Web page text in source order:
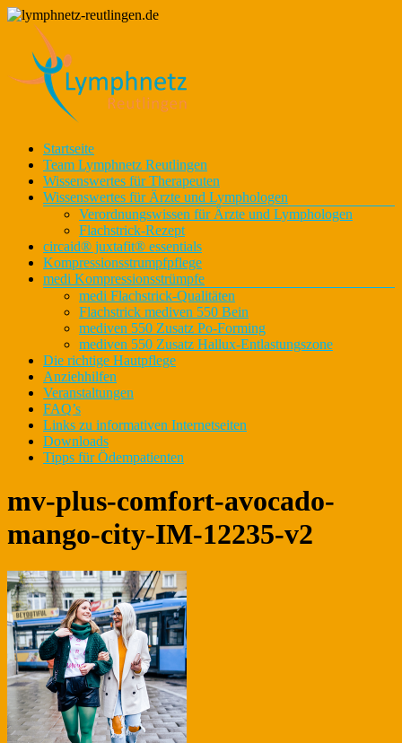
Zum
Inhalt
springen
lymphnetz-
reutlingen.de
Lymphnetz
für den
Kreis
Reutlingen
Menü
Startseite
Team Lymphnetz Reutlingen
Wissenswertes für Therapeuten
Wissenswertes für Ärzte und Lymphologen
Verordnungswissen für Ärzte und Lymphologen
Flachstrick-Rezept
circaid® juxtafit® essentials
Kompressionsstrumpfpflege
medi Kompressionsstrümpfe
medi Flachstrick-Qualitäten
Flachstrick mediven 550 Bein
mediven 550 Zusatz Po-Forming
mediven 550 Zusatz Hallux-Entlastungszone
Die richtige Hautpflege
Anziehhilfen
Veranstaltungen
FAQ’s
Links zu informativen Internetseiten
Downloads
Tipps für Ödempatienten
mv-plus-comfort-avocado-
mango-city-IM-12235-v2